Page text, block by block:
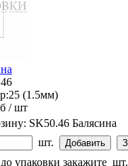
(1.5мм)
/ шт
SK50.46 Балясина
шт.
упаковки закажите шт.